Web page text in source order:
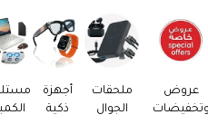
عروض
ملحقات
الجوال
أجهزة
ذكية